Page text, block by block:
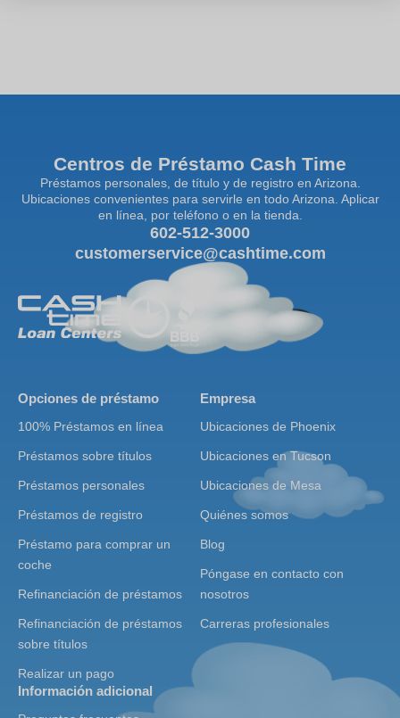
Centros de Préstamo Cash Time
Préstamos personales, de título y de registro en Arizona.
Ubicaciones convenientes para servirle en todo Arizona. Aplicar
en línea, por teléfono o en la tienda.
602-512-3000
customerservice@cashtime.com
Opciones de préstamo
100% Préstamos en línea
Préstamos sobre títulos
Préstamos personales
Préstamos de registro
Préstamo para comprar un
coche
Refinanciación de préstamos
Refinanciación de préstamos
sobre títulos
Realizar un pago
Empresa
Ubicaciones de Phoenix
Ubicaciones en Tucson
Ubicaciones de Mesa
Quiénes somos
Blog
Póngase en contacto con
nosotros
Carreras profesionales
Información adicional